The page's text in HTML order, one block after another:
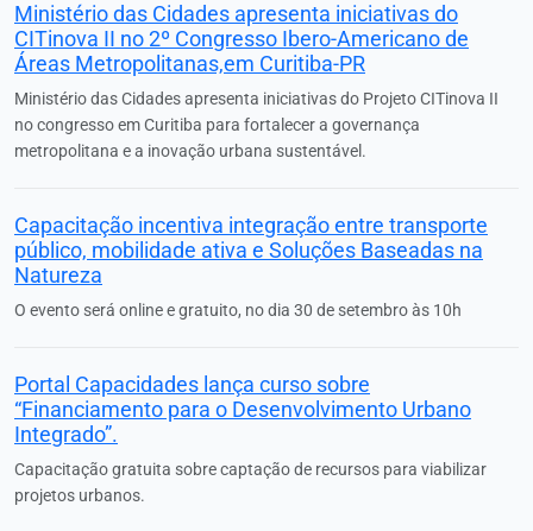
Ministério das Cidades apresenta iniciativas do
CITinova II no 2º Congresso Ibero-Americano de
Áreas Metropolitanas,em Curitiba-PR
Ministério das Cidades apresenta iniciativas do Projeto CITinova II
no congresso em Curitiba para fortalecer a governança
metropolitana e a inovação urbana sustentável.
Capacitação incentiva integração entre transporte
público, mobilidade ativa e Soluções Baseadas na
Natureza
O evento será online e gratuito, no dia 30 de setembro às 10h
Portal Capacidades lança curso sobre
“Financiamento para o Desenvolvimento Urbano
Integrado”.
Capacitação gratuita sobre captação de recursos para viabilizar
projetos urbanos.